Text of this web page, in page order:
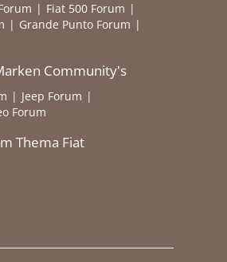
Fiat 500 Forum
Grande Punto Forum
Community's
Jeep Forum
Forum
Thema Fiat